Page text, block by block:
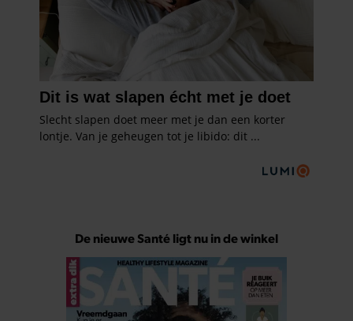
De nieuwe Santé ligt nu in de winkel